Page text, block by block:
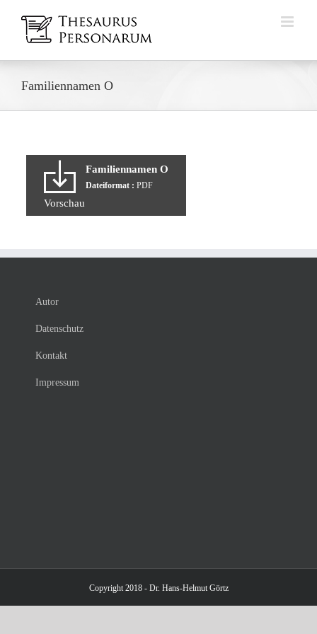
Inhalt
springen
Familiennamen O
Familiennamen O
Dateiformat : PDF
Vorschau
Autor
Datenschutz
Kontakt
Impressum
Copyright 2018 - Dr. Hans-Helmut Görtz